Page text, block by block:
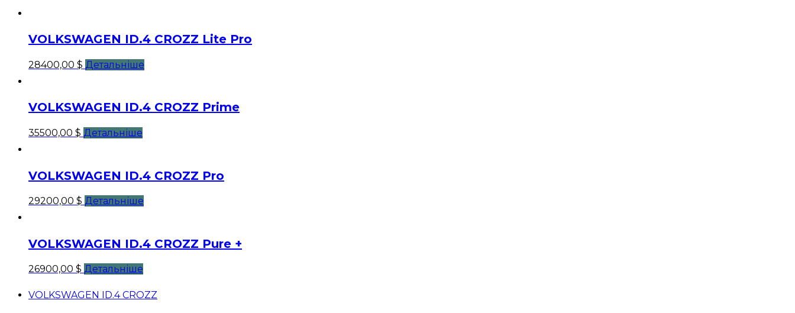
VOLKSWAGEN ID.4 CROZZ Lite Pro
28400,00 $ Детальніше
VOLKSWAGEN ID.4 CROZZ Prime
35500,00 $ Детальніше
VOLKSWAGEN ID.4 CROZZ Pro
29200,00 $ Детальніше
VOLKSWAGEN ID.4 CROZZ Pure +
26900,00 $ Детальніше
VOLKSWAGEN ID.4 CROZZ